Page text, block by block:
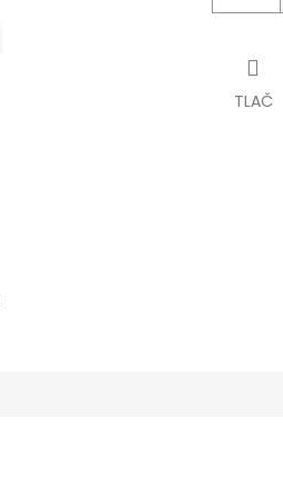
TLAČ